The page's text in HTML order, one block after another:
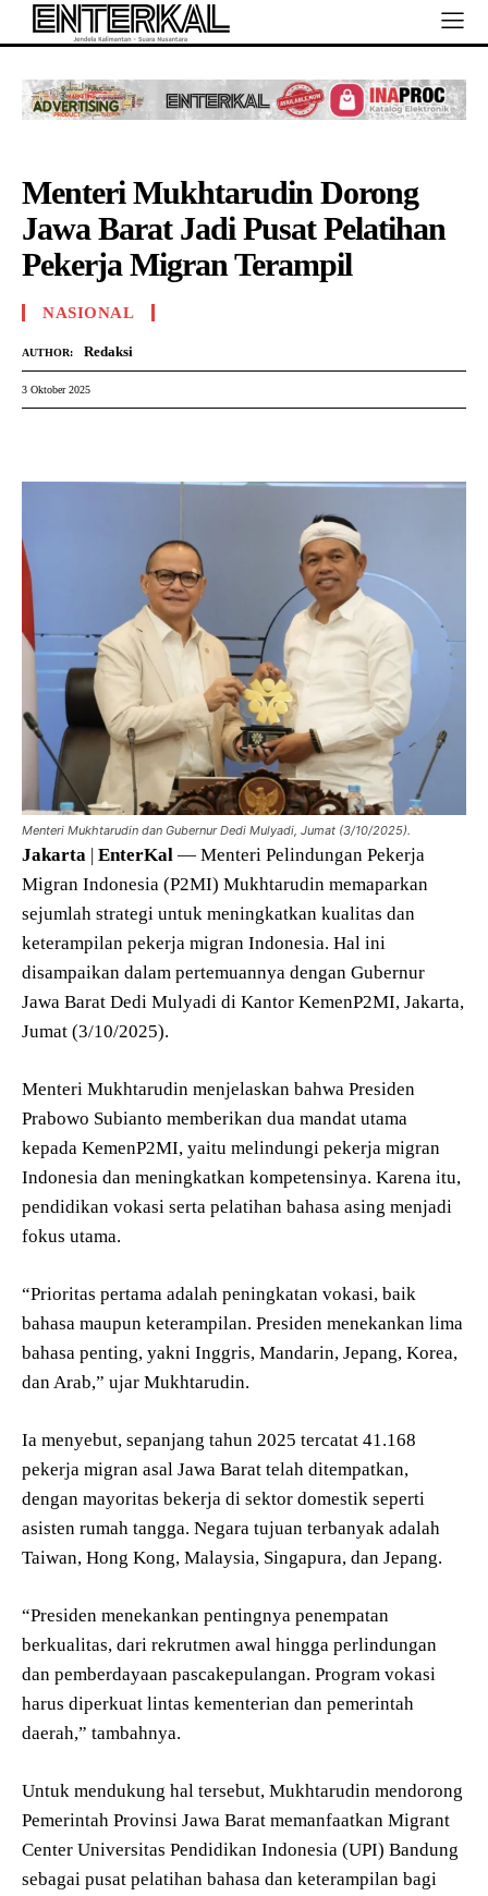
Menteri Mukhtarudin Dorong
Jawa Barat Jadi Pusat Pelatihan
Pekerja Migran Terampil
NASIONAL
AUTHOR: Redaksi
3 Oktober 2025
Menteri Mukhtarudin dan Gubernur Dedi Mulyadi, Jumat (3/10/2025).
Jakarta | EnterKal — Menteri Pelindungan Pekerja
Migran Indonesia (P2MI) Mukhtarudin memaparkan
sejumlah strategi untuk meningkatkan kualitas dan
keterampilan pekerja migran Indonesia. Hal ini
disampaikan dalam pertemuannya dengan Gubernur
Jawa Barat Dedi Mulyadi di Kantor KemenP2MI, Jakarta,
Jumat (3/10/2025).
Menteri Mukhtarudin menjelaskan bahwa Presiden
Prabowo Subianto memberikan dua mandat utama
kepada KemenP2MI, yaitu melindungi pekerja migran
Indonesia dan meningkatkan kompetensinya. Karena itu,
pendidikan vokasi serta pelatihan bahasa asing menjadi
fokus utama.
“Prioritas pertama adalah peningkatan vokasi, baik
bahasa maupun keterampilan. Presiden menekankan lima
bahasa penting, yakni Inggris, Mandarin, Jepang, Korea,
dan Arab,” ujar Mukhtarudin.
Ia menyebut, sepanjang tahun 2025 tercatat 41.168
pekerja migran asal Jawa Barat telah ditempatkan,
dengan mayoritas bekerja di sektor domestik seperti
asisten rumah tangga. Negara tujuan terbanyak adalah
Taiwan, Hong Kong, Malaysia, Singapura, dan Jepang.
“Presiden menekankan pentingnya penempatan
berkualitas, dari rekrutmen awal hingga perlindungan
dan pemberdayaan pascakepulangan. Program vokasi
harus diperkuat lintas kementerian dan pemerintah
daerah,” tambahnya.
Untuk mendukung hal tersebut, Mukhtarudin mendorong
Pemerintah Provinsi Jawa Barat memanfaatkan Migrant
Center Universitas Pendidikan Indonesia (UPI) Bandung
sebagai pusat pelatihan bahasa dan keterampilan bagi